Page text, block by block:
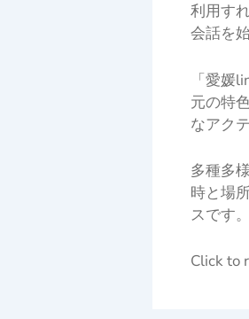
利用す
会話を
「愛媛
元の特
なアク
多種多
時と場
スです
Click to